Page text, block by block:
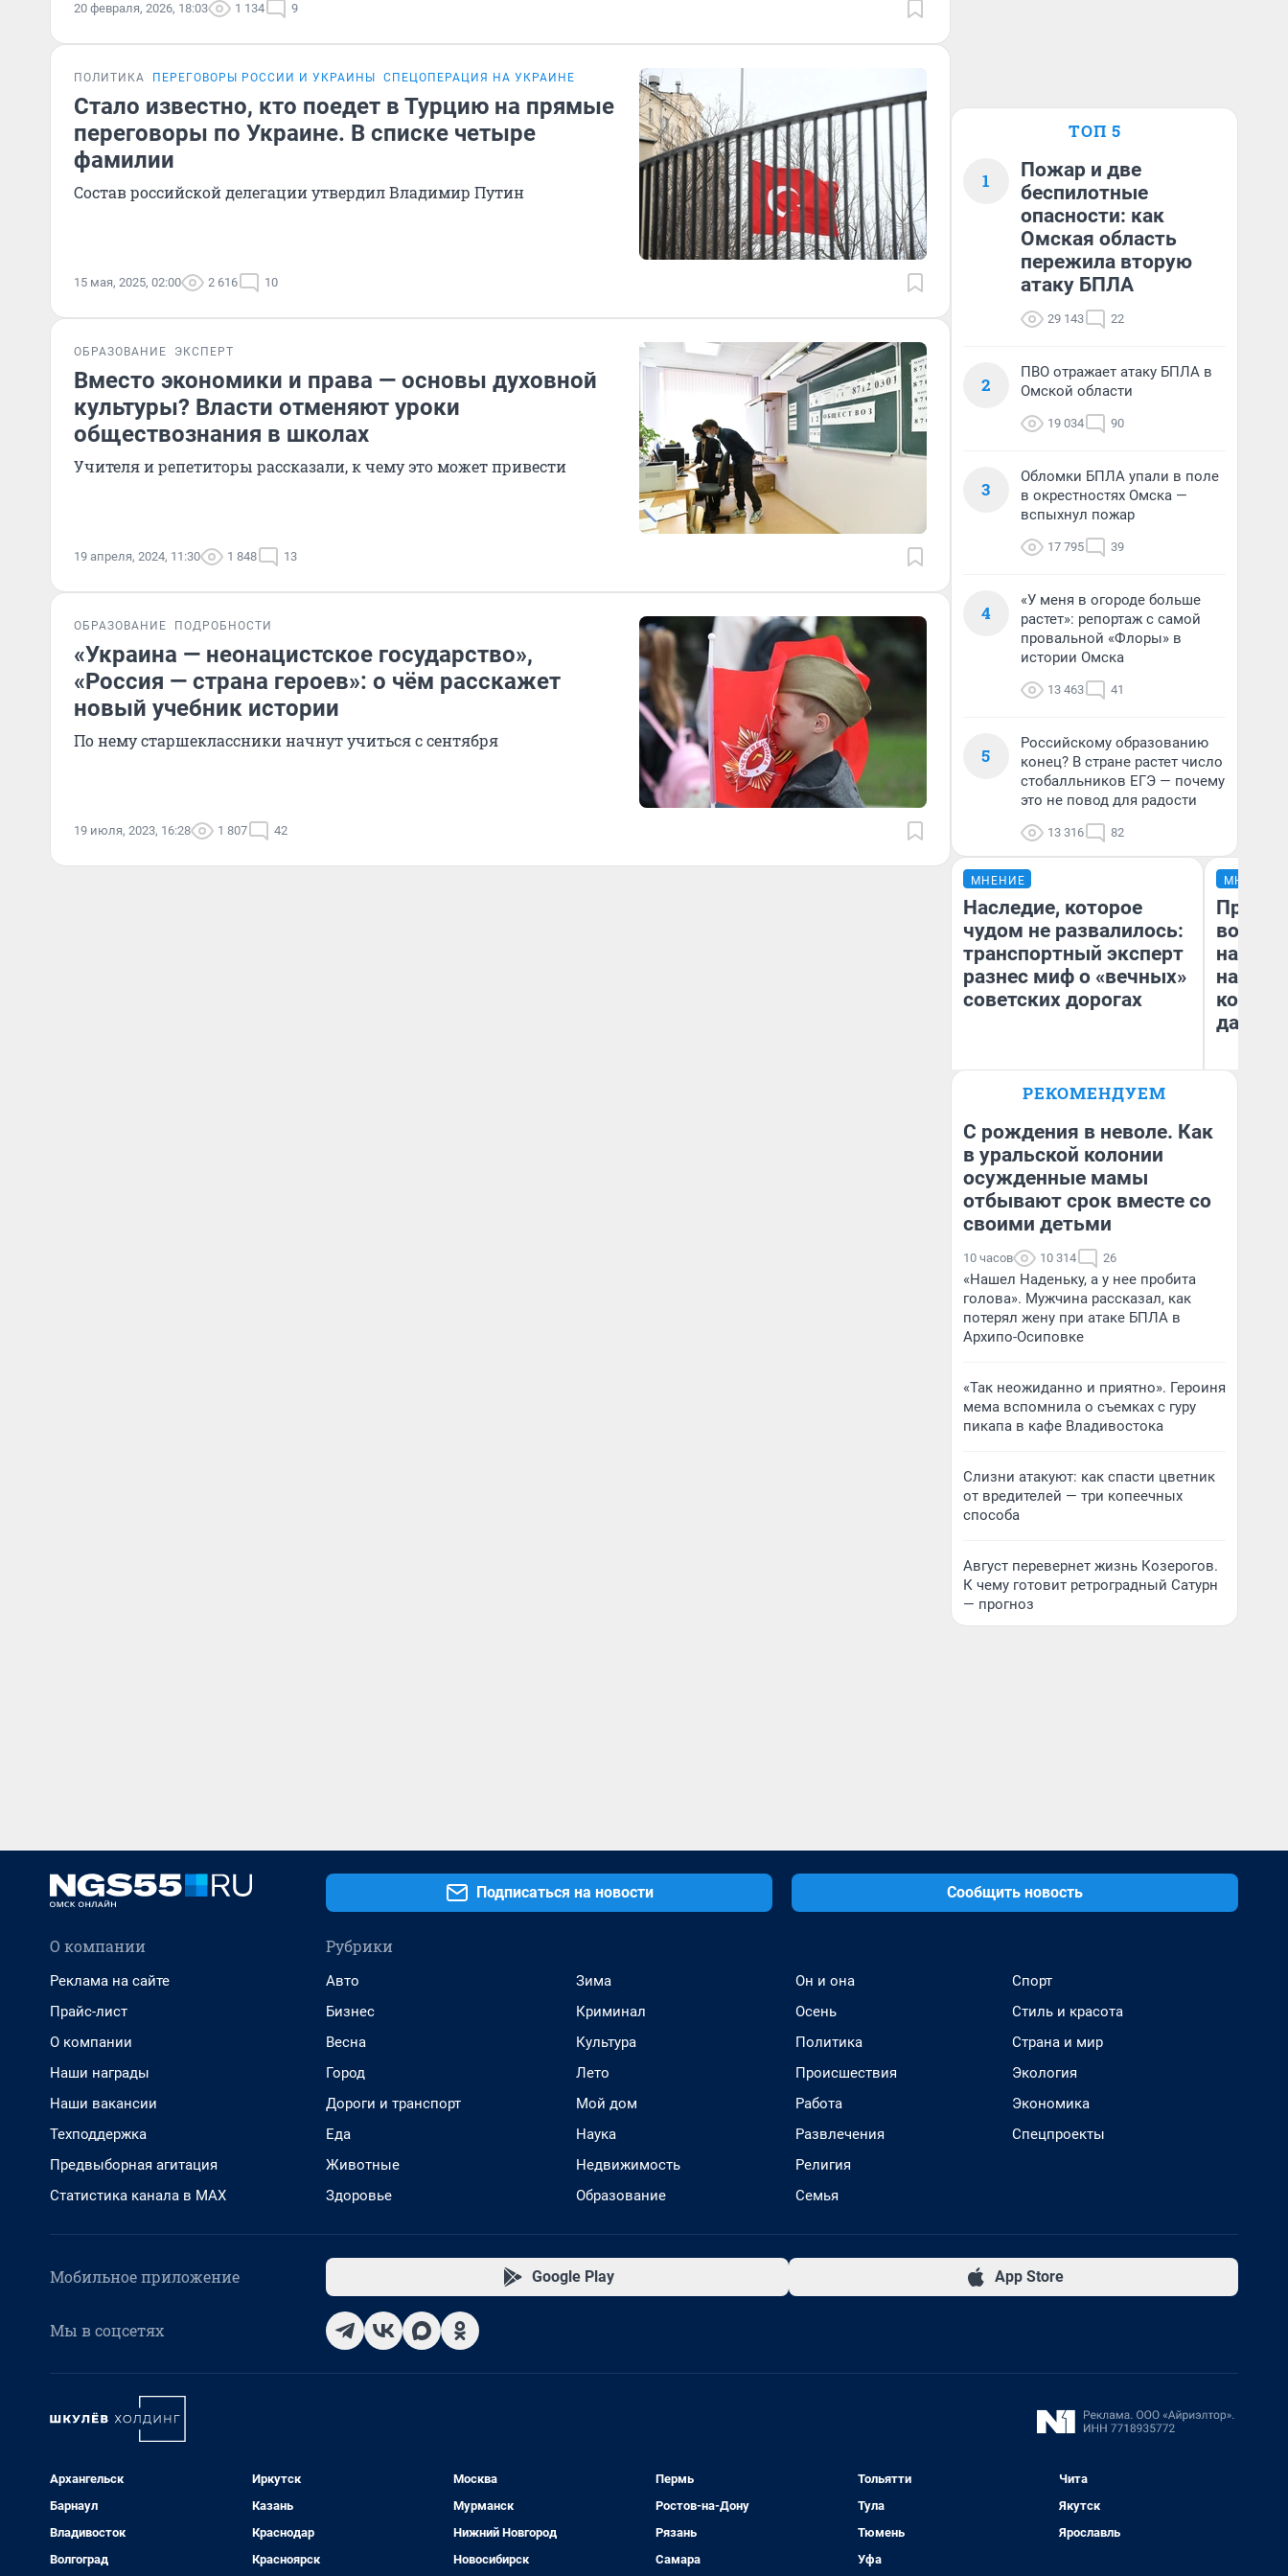
20 февраля, 2026, 18:03 1 134 9
ПОЛИТИКА ПЕРЕГОВОРЫ РОССИИ И УКРАИНЫ СПЕЦОПЕРАЦИЯ НА УКРАИНЕ
Стало известно, кто поедет в Турцию на прямые
переговоры по Украине. В списке четыре
фамилии
Состав российской делегации утвердил Владимир Путин
15 мая, 2025, 02:00 2 616 10
ОБРАЗОВАНИЕ ЭКСПЕРТ
Вместо экономики и права — основы духовной
культуры? Власти отменяют уроки
обществознания в школах
Учителя и репетиторы рассказали, к чему это может привести
19 апреля, 2024, 11:30 1 848 13
ОБРАЗОВАНИЕ ПОДРОБНОСТИ
«Украина — неонацистское государство»,
«Россия — страна героев»: о чём расскажет
новый учебник истории
По нему старшеклассники начнут учиться с сентября
19 июля, 2023, 16:28 1 807 42
ТОП 5
1
Пожар и две
беспилотные
опасности: как
Омская область
пережила вторую
атаку БПЛА
29 143 22
2
ПВО отражает атаку БПЛА в
Омской области
19 034 90
3
Обломки БПЛА упали в поле
в окрестностях Омска —
вспыхнул пожар
17 795 39
4
«У меня в огороде больше
растет»: репортаж с самой
провальной «Флоры» в
истории Омска
13 463 41
5
Российскому образованию
конец? В стране растет число
стобалльников ЕГЭ — почему
это не повод для радости
13 316 82
МНЕНИЕ
Наследие, которое
чудом не развалилось:
транспортный эксперт
разнес миф о «вечных»
советских дорогах
Блогер, предприниматель,
бизнесе
МНЕНИЕ
нам
даже
РЕКОМЕНДУЕМ
С рождения в неволе. Как
в уральской колонии
осужденные мамы
отбывают срок вместе со
своими детьми
10 часов 10 314 26
«Нашел Наденьку, а у нее пробита
голова». Мужчина рассказал, как
потерял жену при атаке БПЛА в
Архипо-Осиповке
«Так неожиданно и приятно». Героиня
мема вспомнила о съемках с гуру
пикапа в кафе Владивостока
Слизни атакуют: как спасти цветник
от вредителей — три копеечных
способа
Август перевернет жизнь Козерогов.
К чему готовит ретроградный Сатурн
— прогноз
Подписаться на новости Сообщить новость
О компании
Реклама на сайте
Прайс-лист
О компании
Наши награды
Наши вакансии
Техподдержка
Предвыборная агитация
Статистика канала в MAX
Рубрики
Авто
Бизнес
Весна
Город
Дороги и транспорт
Еда
Животные
Здоровье
Зима
Криминал
Культура
Лето
Мой дом
Наука
Недвижимость
Образование
Он и она
Осень
Политика
Происшествия
Работа
Развлечения
Религия
Семья
Спорт
Стиль и красота
Страна и мир
Экология
Экономика
Спецпроекты
Мобильное приложение Google Play App Store
Мы в соцсетях
Архангельск
Барнаул
Владивосток
Волгоград
Иркутск
Казань
Краснодар
Красноярск
Москва
Мурманск
Нижний Новгород
Новосибирск
Пермь
Ростов-на-Дону
Рязань
Самара
Тольятти
Тула
Тюмень
Уфа
Чита
Якутск
Ярославль